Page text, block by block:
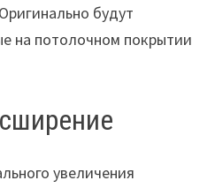
будут
на потолочном покрытии
увеличения